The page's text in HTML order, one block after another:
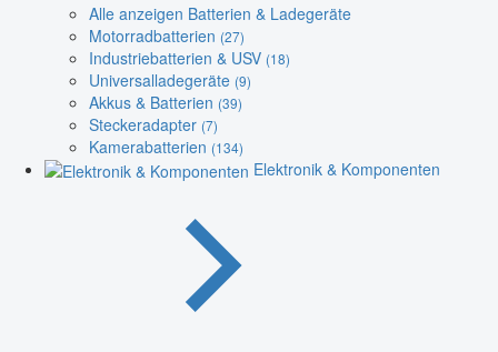
Alle anzeigen Batterien & Ladegeräte
Motorradbatterien (27)
Industriebatterien & USV (18)
Universalladegeräte (9)
Akkus & Batterien (39)
Steckeradapter (7)
Kamerabatterien (134)
Elektronik & Komponenten